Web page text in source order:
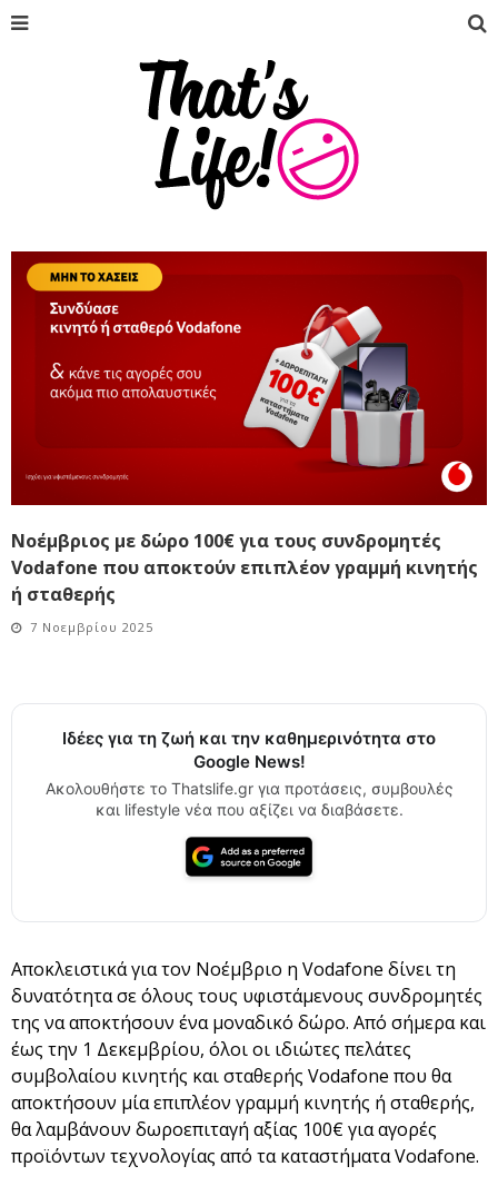
Νοέμβριος με δώρο 100€ για τους συνδρομητές
Vodafone που αποκτούν επιπλέον γραμμή κινητής
ή σταθερής
7 Νοεμβρίου 2025
Ιδέες για τη ζωή και την καθημερινότητα στο
Google News!
Ακολουθήστε το Thatslife.gr για προτάσεις, συμβουλές
και lifestyle νέα που αξίζει να διαβάσετε.
Αποκλειστικά για τον Νοέμβριο η Vodafone δίνει τη
δυνατότητα σε όλους τους υφιστάμενους συνδρομητές
της να αποκτήσουν ένα μοναδικό δώρο. Από σήμερα και
έως την 1 Δεκεμβρίου, όλοι οι ιδιώτες πελάτες
συμβολαίου κινητής και σταθερής Vodafone που θα
αποκτήσουν μία επιπλέον γραμμή κινητής ή σταθερής,
θα λαμβάνουν δωροεπιταγή αξίας 100€ για αγορές
προϊόντων τεχνολογίας από τα καταστήματα Vodafone.